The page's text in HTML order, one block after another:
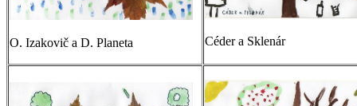
O. Izakovič a D. Planeta Céder a Sklenár